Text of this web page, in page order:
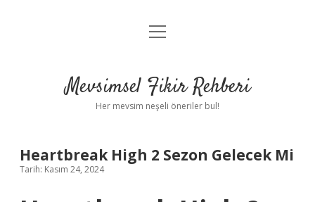
Anasayfa
Yasal Uyarı
menüyü
Mevsimsel Fikir Rehberi
Her mevsim neşeli öneriler bul!
Heartbreak High 2 Sezon Gelecek Mi
Tarih: Kasım 24, 2024